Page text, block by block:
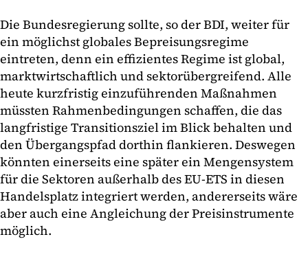
Die Bundesregierung sollte, so der BDI, weiter für
ein möglichst globales Bepreisungsregime
eintreten, denn ein effizientes Regime ist global,
marktwirtschaftlich und sektorübergreifend. Alle
heute kurzfristig einzuführenden Maßnahmen
müssten Rahmenbedingungen schaffen, die das
langfristige Transitionsziel im Blick behalten und
den Übergangspfad dorthin flankieren. Deswegen
könnten einerseits eine später ein Mengensystem
für die Sektoren außerhalb des EU-ETS in diesen
Handelsplatz integriert werden, andererseits wäre
aber auch eine Angleichung der Preisinstrumente
möglich.